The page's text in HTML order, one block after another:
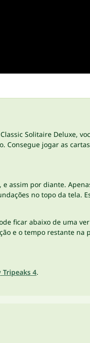
Solitaire Deluxe,
jogar as
assim por diante.
no topo da tela.
ficar abaixo de uma
e o tempo restante
4.